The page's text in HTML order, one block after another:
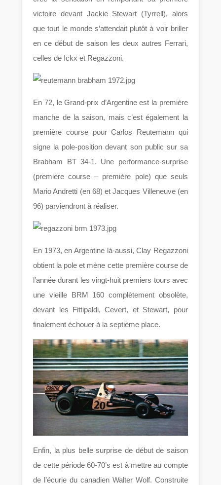
victoire devant Jackie Stewart (Tyrrell), alors
que tout le monde s’attendait plutôt à voir briller
en ce début de saison les deux autres Ferrari,
celles de Ickx et Regazzoni.
En 72, le Grand-prix d’Argentine est la première
manche de la saison, mais c’est également la
première course pour Carlos Reutemann qui
signe la pole-position devant son public sur sa
Brabham BT 34-1. Une performance-surprise
(première course – première pole) que seuls
Mario Andretti (en 68) et Jacques Villeneuve (en
96) parviendront à réaliser.
En 1973, en Argentine là-aussi, Clay Regazzoni
obtient la pole et mène cette première course de
l’année durant les vingt-huit premiers tours avec
une vieille BRM 160 complètement obsolète,
devant les Fittipaldi, Cevert, et Stewart, pour
finalement échouer à la septième place.
Enfin, la plus belle surprise de début de saison
de cette période 60-70’s est à mettre au compte
de l’écurie du canadien Walter Wolf. Construite